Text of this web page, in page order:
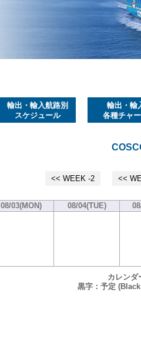
輸出・輸入航路別
スケジュール
輸出・輸
各種チャ
<< WEEK -2 <<
08/03(MON) 08/04(TUE)
カレンダ
黒字：予定